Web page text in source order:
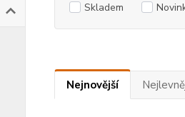
Skladem
Nejnovější